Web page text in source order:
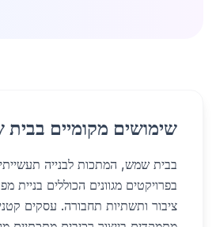
שימושים מקומיים
בבית שמש, המתכות לבנייה
בפרויקטים מגוונים הכוללים בניית
ציבור ותשתיות תחבורה. עסקים